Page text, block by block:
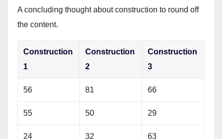
A concluding thought about construction to round off
the content.
Construction
1
Construction
2
Construction
3
56 81 66
55 50 29
24 32 63